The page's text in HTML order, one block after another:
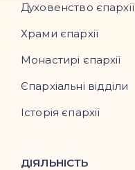
Духовенство єпархії
Храми єпархії
Монастирі єпархії
Єпархіальні відділи
Історія єпархії
ДІЯЛЬНІСТЬ